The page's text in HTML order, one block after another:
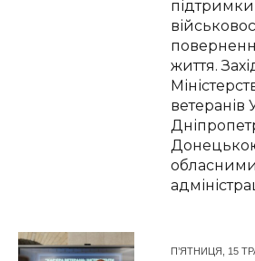
підтримки
життя.
ветеранів
П’ЯТНИЦЯ, 15